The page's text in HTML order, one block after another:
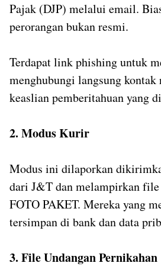
Pajak (DJP) melalui email.
perorangan bukan resmi.
Terdapat link phishing untuk
menghubungi langsung
keaslian pemberitahuan yang
2. Modus Kurir
Modus ini dilaporkan
dari J&T dan melampirkan
FOTO PAKET. Mereka yang
tersimpan di bank dan data
3. File Undangan Pernikahan